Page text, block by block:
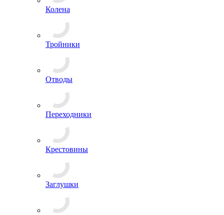
Колена
Тройники
Отводы
Переходники
Крестовины
Заглушки